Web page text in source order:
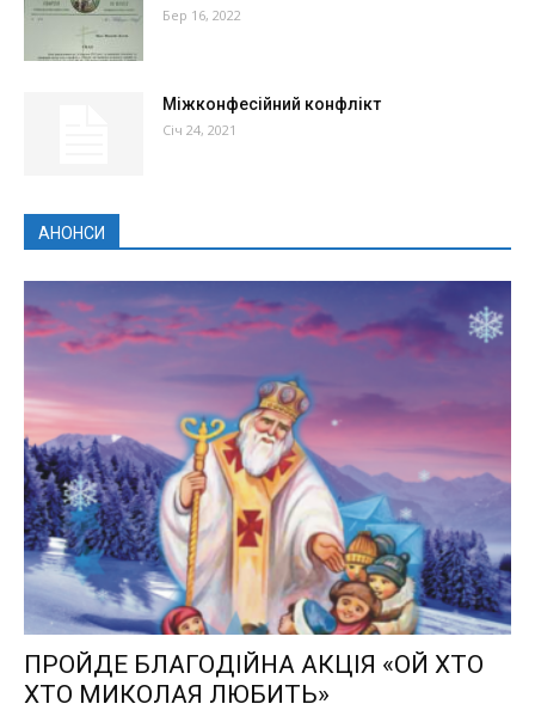
Бер 16, 2022
Міжконфесійний конфлікт
Січ 24, 2021
АНОНСИ
ПРОЙДЕ БЛАГОДІЙНА АКЦІЯ «ОЙ ХТО
ХТО МИКОЛАЯ ЛЮБИТЬ»